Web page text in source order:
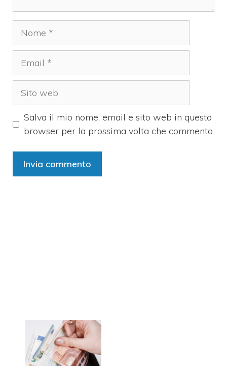
Salva il mio nome, email e sito web in questo
browser per la prossima volta che commento.